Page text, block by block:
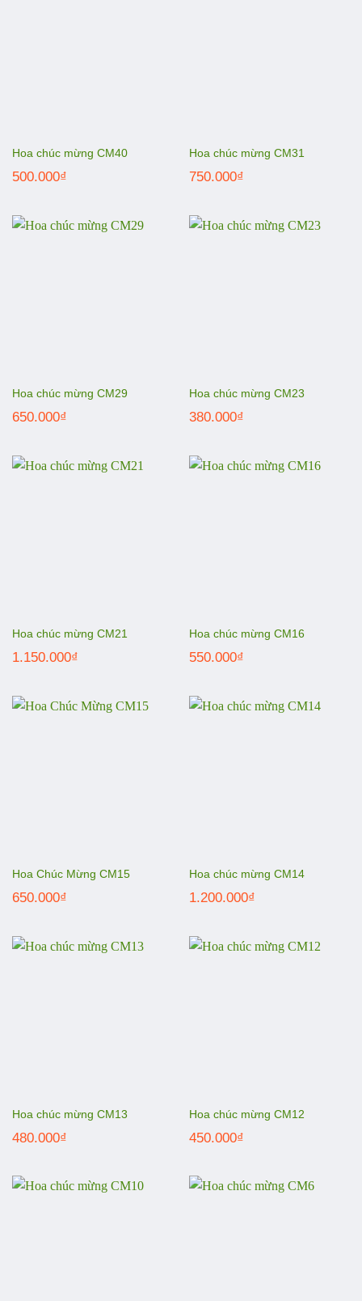
Hoa chúc mừng CM40
500.000₫
Hoa chúc mừng CM31
750.000₫
Hoa chúc mừng CM29
650.000₫
Hoa chúc mừng CM23
380.000₫
Hoa chúc mừng CM21
1.150.000₫
Hoa chúc mừng CM16
550.000₫
Hoa Chúc Mừng CM15
650.000₫
Hoa chúc mừng CM14
1.200.000₫
Hoa chúc mừng CM13
480.000₫
Hoa chúc mừng CM12
450.000₫